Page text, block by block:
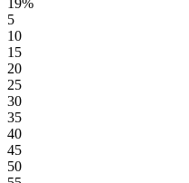
5
10
15
20
25
30
35
40
45
50